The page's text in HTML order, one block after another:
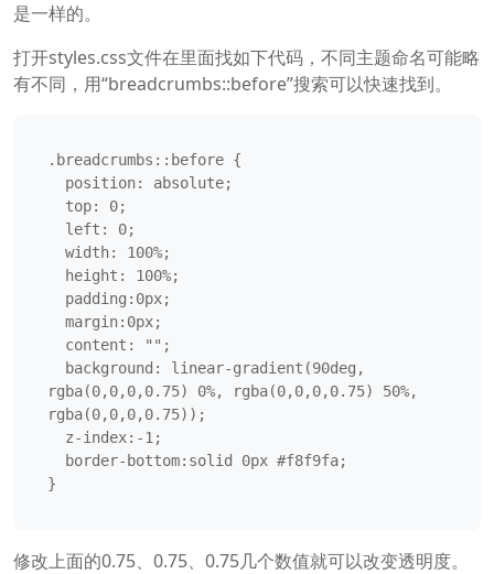
是一样的。
打开styles.css文件在里面找如下代码，不同主题命名可能略
有不同，用“breadcrumbs::before”搜索可以快速找到。
.breadcrumbs::before {
rgba(0,0,0,0.75) 0%, rgba(0,0,0,0.75) 50%,
rgba(0,0,0,0.75));
}
修改上面的0.75、0.75、0.75几个数值就可以改变透明度。